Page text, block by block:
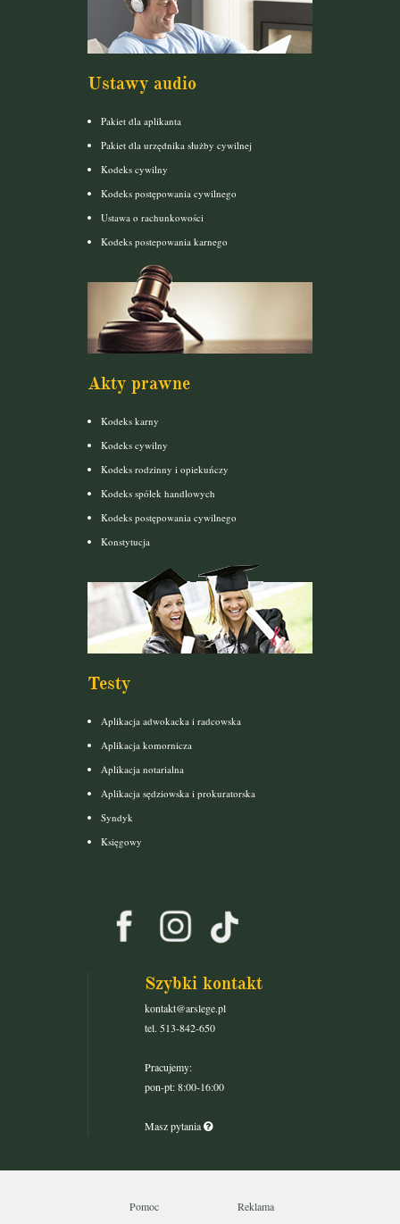
Ustawy audio
Pakiet dla aplikanta
Pakiet dla urzędnika służby cywilnej
Kodeks cywilny
Kodeks postępowania cywilnego
Ustawa o rachunkowości
Kodeks postepowania karnego
Akty prawne
Kodeks karny
Kodeks cywilny
Kodeks rodzinny i opiekuńczy
Kodeks spółek handlowych
Kodeks postępowania cywilnego
Konstytucja
Testy
Aplikacja adwokacka i radcowska
Aplikacja komornicza
Aplikacja notarialna
Aplikacja sędziowska i prokuratorska
Syndyk
Księgowy
Szybki kontakt
kontakt@arslege.pl
tel. 513-842-650
Pracujemy:
pon-pt: 8:00-16:00
Masz pytania
Pomoc Reklama